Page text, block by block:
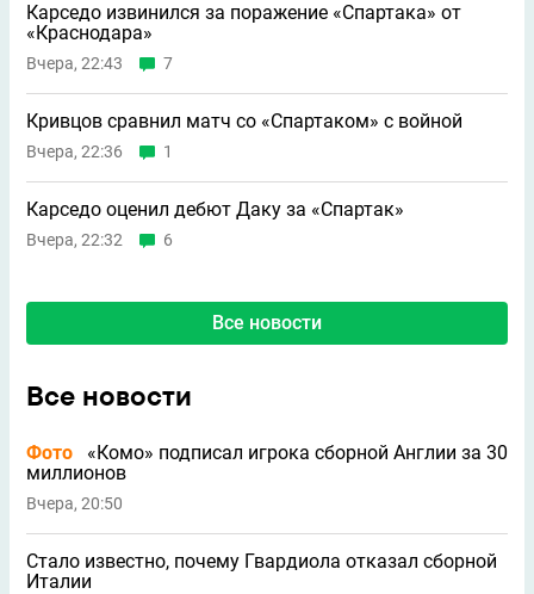
Карседо извинился за поражение «Спартака» от
«Краснодара»
Вчера, 22:43 7
Кривцов сравнил матч со «Спартаком» с войной
Вчера, 22:36 1
Карседо оценил дебют Даку за «Спартак»
Вчера, 22:32 6
Все новости
Все новости
Фото
«Комо» подписал игрока сборной Англии за 30
миллионов
Вчера, 20:50
Стало известно, почему Гвардиола отказал сборной
Италии